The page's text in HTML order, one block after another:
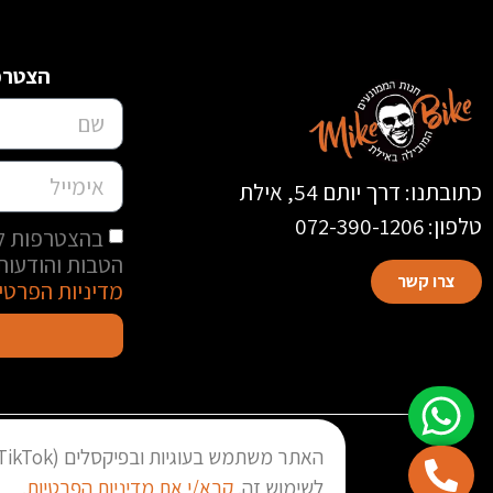
כתובתנו: דרך יותם 54, אילת
טלפון: 072-390-1206
צרו קשר
בהצטרפות
הטבות
מדיניות
לשימוש זה.קרא/י את מדיניות הפרטיות.